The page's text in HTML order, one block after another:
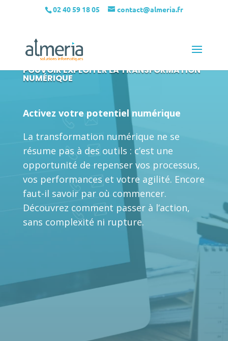
02 40 59 18 05 contact@almeria.fr
POUVOIR EXPLOITER LA TRANSFORMATION
NUMÉRIQUE
Activez votre potentiel numérique
La transformation numérique ne se
résume pas à des outils : c’est une
opportunité de repenser vos processus,
vos performances et votre agilité. Encore
faut-il savoir par où commencer.
Découvrez comment passer à l’action,
sans complexité ni rupture.